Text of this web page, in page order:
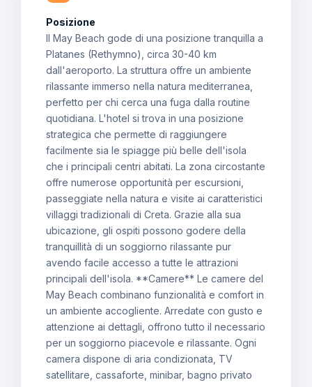
Posizione
Il May Beach gode di una posizione tranquilla a
Platanes (Rethymno), circa 30-40 km
dall'aeroporto. La struttura offre un ambiente
rilassante immerso nella natura mediterranea,
perfetto per chi cerca una fuga dalla routine
quotidiana. L'hotel si trova in una posizione
strategica che permette di raggiungere
facilmente sia le spiagge più belle dell'isola
che i principali centri abitati. La zona circostante
offre numerose opportunità per escursioni,
passeggiate nella natura e visite ai caratteristici
villaggi tradizionali di Creta. Grazie alla sua
ubicazione, gli ospiti possono godere della
tranquillità di un soggiorno rilassante pur
avendo facile accesso a tutte le attrazioni
principali dell'isola. **Camere** Le camere del
May Beach combinano funzionalità e comfort in
un ambiente accogliente. Arredate con gusto e
attenzione ai dettagli, offrono tutto il necessario
per un soggiorno piacevole e rilassante. Ogni
camera dispone di aria condizionata, TV
satellitare, cassaforte, minibar, bagno privato